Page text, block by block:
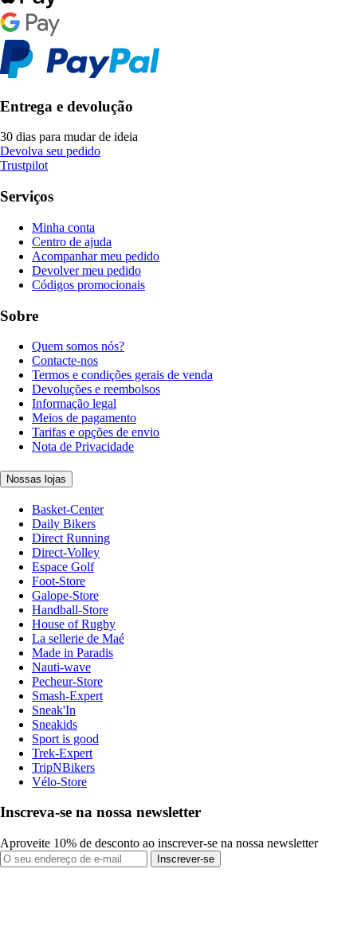
Entrega e devolução
30 dias para mudar de ideia
Devolva seu pedido
Trustpilot
Serviços
Minha conta
Centro de ajuda
Acompanhar meu pedido
Devolver meu pedido
Códigos promocionais
Sobre
Quem somos nós?
Contacte-nos
Termos e condições gerais de venda
Devoluções e reembolsos
Informação legal
Meios de pagamento
Tarifas e opções de envio
Nota de Privacidade
Nossas lojas
Basket-Center
Daily Bikers
Direct Running
Direct-Volley
Espace Golf
Foot-Store
Galope-Store
Handball-Store
House of Rugby
La sellerie de Maé
Made in Paradis
Nauti-wave
Pecheur-Store
Smash-Expert
Sneak'In
Sneakids
Sport is good
Trek-Expert
TripNBikers
Vélo-Store
Inscreva-se na nossa newsletter
Aproveite 10% de desconto ao inscrever-se na nossa newsletter
Inscrever-se